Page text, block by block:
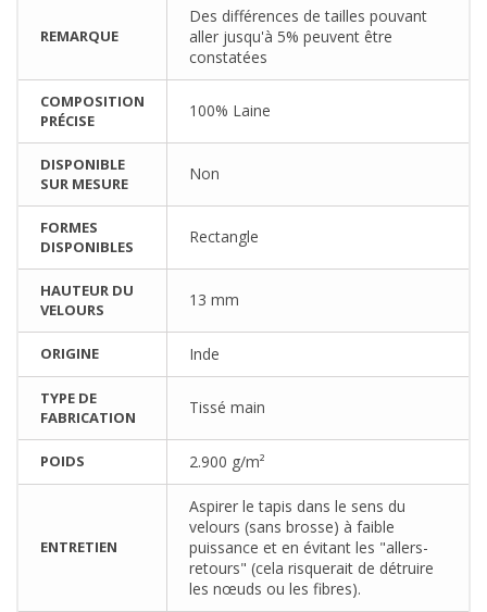
REMARQUE
Des différences de tailles pouvant
aller jusqu'à 5% peuvent être
constatées
COMPOSITION
PRÉCISE
100% Laine
DISPONIBLE
SUR MESURE
Non
FORMES
DISPONIBLES
Rectangle
HAUTEUR DU
VELOURS
13 mm
ORIGINE Inde
TYPE DE
FABRICATION
Tissé main
POIDS 2.900 g/m²
ENTRETIEN
Aspirer le tapis dans le sens du
velours (sans brosse) à faible
puissance et en évitant les "allers-
retours" (cela risquerait de détruire
les nœuds ou les fibres).